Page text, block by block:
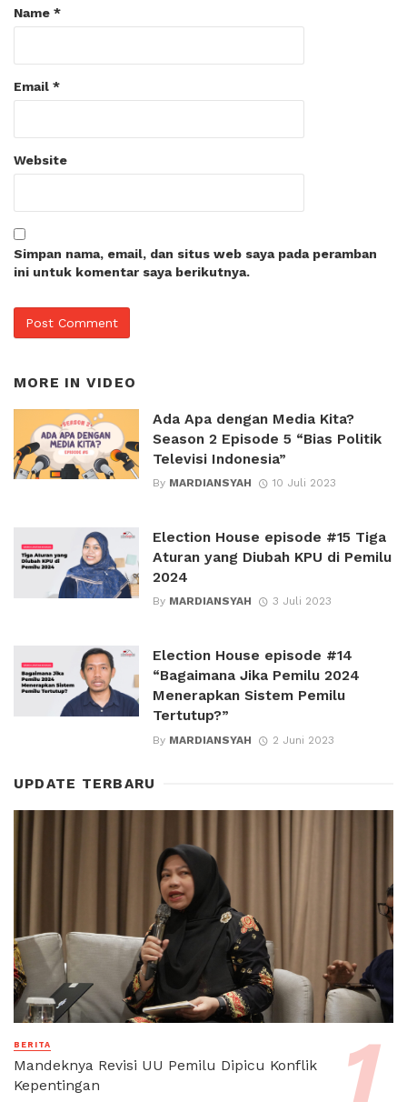
Name *
Email *
Website
Simpan nama, email, dan situs web saya pada peramban
ini untuk komentar saya berikutnya.
MORE IN VIDEO
Ada Apa dengan Media Kita?
Season 2 Episode 5 “Bias Politik
Televisi Indonesia”
By MARDIANSYAH 10 Juli 2023
Election House episode #15 Tiga
Aturan yang Diubah KPU di Pemilu
2024
By MARDIANSYAH 3 Juli 2023
Election House episode #14
“Bagaimana Jika Pemilu 2024
Menerapkan Sistem Pemilu
Tertutup?”
By MARDIANSYAH 2 Juni 2023
UPDATE TERBARU
BERITA
Mandeknya Revisi UU Pemilu Dipicu Konflik
Kepentingan